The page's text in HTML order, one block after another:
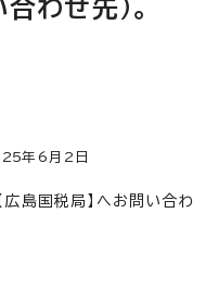
わせ先）。
年6月2日
広島国税局】へお問い合わ